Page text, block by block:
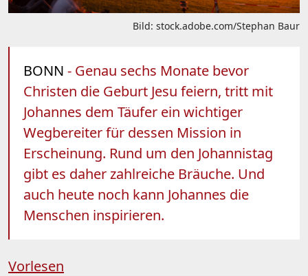
Bild: stock.adobe.com/Stephan Baur
BONN - Genau sechs Monate bevor
Christen die Geburt Jesu feiern, tritt mit
Johannes dem Täufer ein wichtiger
Wegbereiter für dessen Mission in
Erscheinung. Rund um den Johannistag
gibt es daher zahlreiche Bräuche. Und
auch heute noch kann Johannes die
Menschen inspirieren.
Vorlesen